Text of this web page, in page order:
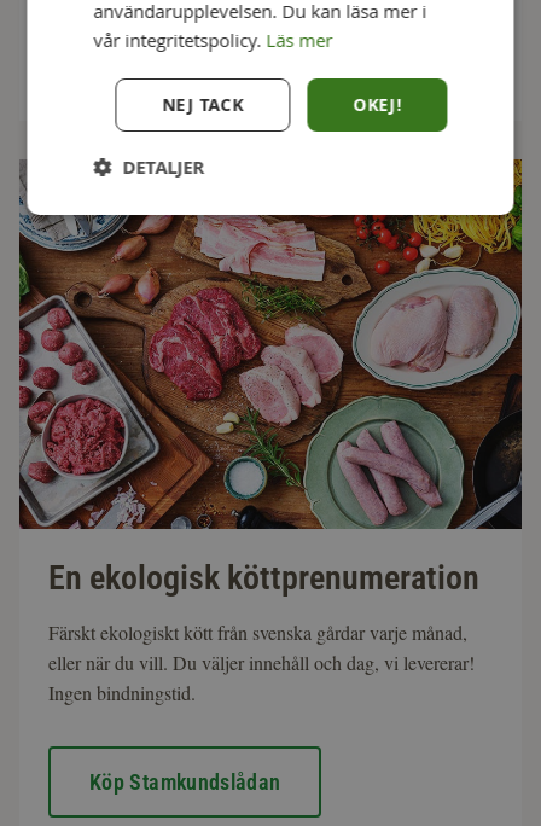
En ekologisk köttprenumeration
Färskt ekologiskt kött från svenska gårdar varje månad,
eller när du vill. Du väljer innehåll och dag, vi levererar!
Ingen bindningstid.
Köp Stamkundslådan
användarupplevelsen. Du kan läsa mer i
vår integritetspolicy. Läs mer
OKEJ!
NEJ TACK
DETALJER